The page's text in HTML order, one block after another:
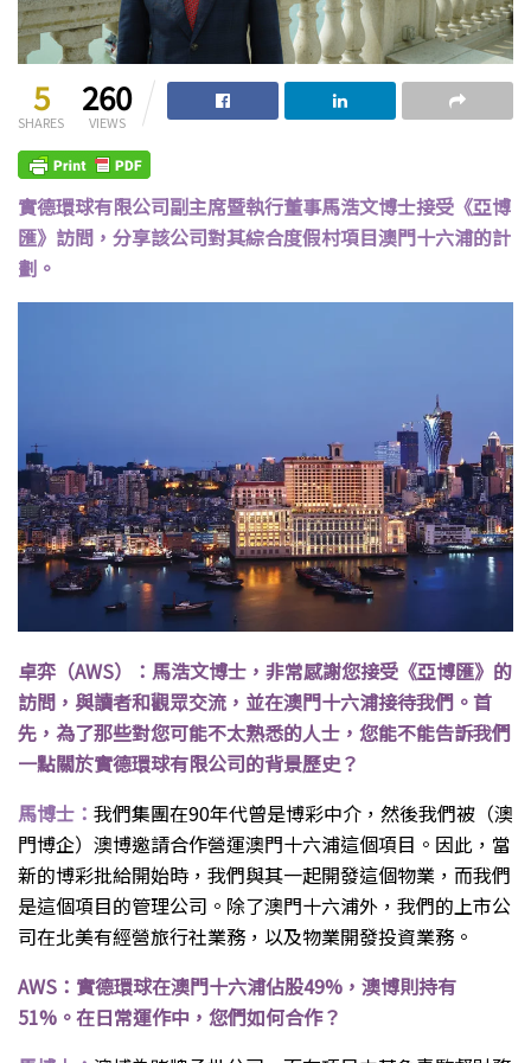
5
SHARES
260
VIEWS
實德環球有限公司副主席暨執行董事馬浩文博士接受《亞博
匯》訪問，分享該公司對其綜合度假村項目澳門十六浦的計
劃。
卓弈（AWS）：馬浩文博士，非常感謝您接受《亞博匯》的
訪問，與讀者和觀眾交流，並在澳門十六浦接待我們。首
先，為了那些對您可能不太熟悉的人士，您能不能告訴我們
一點關於實德環球有限公司的背景歷史？
馬博士： 我們集團在90年代曾是博彩中介，然後我們被（澳
門博企）澳博邀請合作營運澳門十六浦這個項目。因此，當
新的博彩批給開始時，我們與其一起開發這個物業，而我們
是這個項目的管理公司。除了澳門十六浦外，我們的上市公
司在北美有經營旅行社業務，以及物業開發投資業務。
AWS：實德環球在澳門十六浦佔股49%，澳博則持有
51%。在日常運作中，您們如何合作？